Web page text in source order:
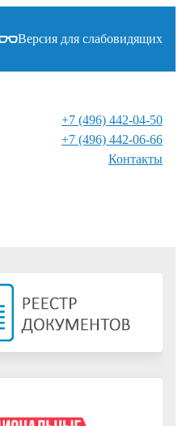
Версия для слабовидящих
+7 (496) 442-04-50
+7 (496) 442-06-66
Контакты⁠